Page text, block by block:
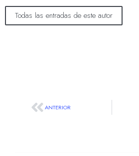
Todas las entradas de este autor
ANTERIOR